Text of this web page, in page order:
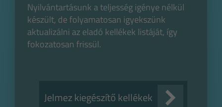
Nyilvántartásunk a teljesség igénye nélkül
készült, de folyamatosan igyekszünk
aktualizálni az eladó kellékek listáját, így
fokozatosan frissül.
Jelmez kiegészítő kellékek